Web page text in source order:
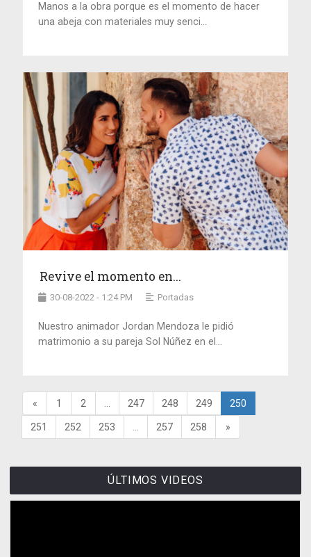
Manos a la obra porque es el momento de hacer
una abeja con materiales muy senci...
Revive el momento en...
30-08-2022 - 1:24 PM Portadas
Nuestro animador Jordan Mendoza le pidió
matrimonio a su pareja Sol Núñez en el...
« 1 2 247 248 249 250
251 252 253 257 258 »
ÚLTIMOS VIDEOS